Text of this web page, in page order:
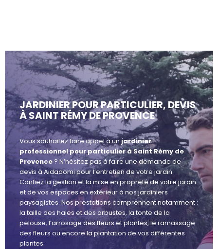
JARDINIER POUR PARTICULIER, DEVIS
À SAINT RÉMY DE PROVENCE
Vous souhaitez faire appel à un jardinier
professionnel pour particulier à Saint Rémy de
Provence ? N’hésitez pas à faire une demande de
devis à Aidadomi pour l’entretien de votre jardin.
Confiez la gestion et la mise en propreté de votre jardin
et de vos espaces en extérieur à nos jardiniers
paysagistes. Nos prestations comprennent notamment :
la taille des haies et des arbustes, la tonte de la
pelouse, l’arrosage des fleurs et plantes, le ramassage
des fleurs ou encore la plantation de vos différentes
plantes.